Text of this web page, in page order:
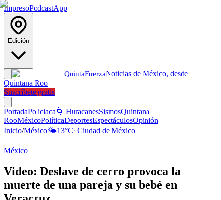
ImpresoPodcastApp
Edición
QuintaFuerzaNoticias de México, desde
Quintana Roo
Suscríbete gratis
PortadaPoliciaca 🌀 HuracanesSismosQuintana
RooMéxicoPolíticaDeportesEspectáculosOpinión
Inicio/México🌤️13°C· Ciudad de México
México
Video: Deslave de cerro provoca la
muerte de una pareja y su bebé en